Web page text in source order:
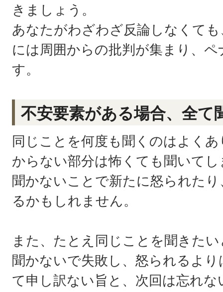
きましょう。
あなたがわざわざ反論しなくて
には周囲からの批判が集まり、
す。
不安要素がある場合、全て
同じことを何度も聞くのはよく
からない部分は怖くても聞いて
聞かないことで新たに怒られた
るかもしれません。
また、たとえ同じことを聞きた
聞かないで失敗し、怒られるよ
て申し訳ない旨と、次回は忘れ